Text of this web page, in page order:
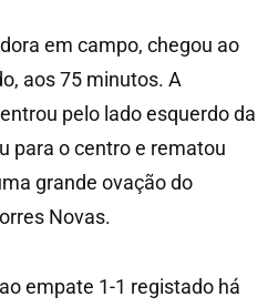
em campo, chegou ao
aos 75 minutos. A
pelo lado esquerdo da
para o centro e rematou
grande ovação do
Novas.
empate 1-1 registado há